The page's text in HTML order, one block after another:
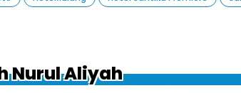
Nurul Aliyah